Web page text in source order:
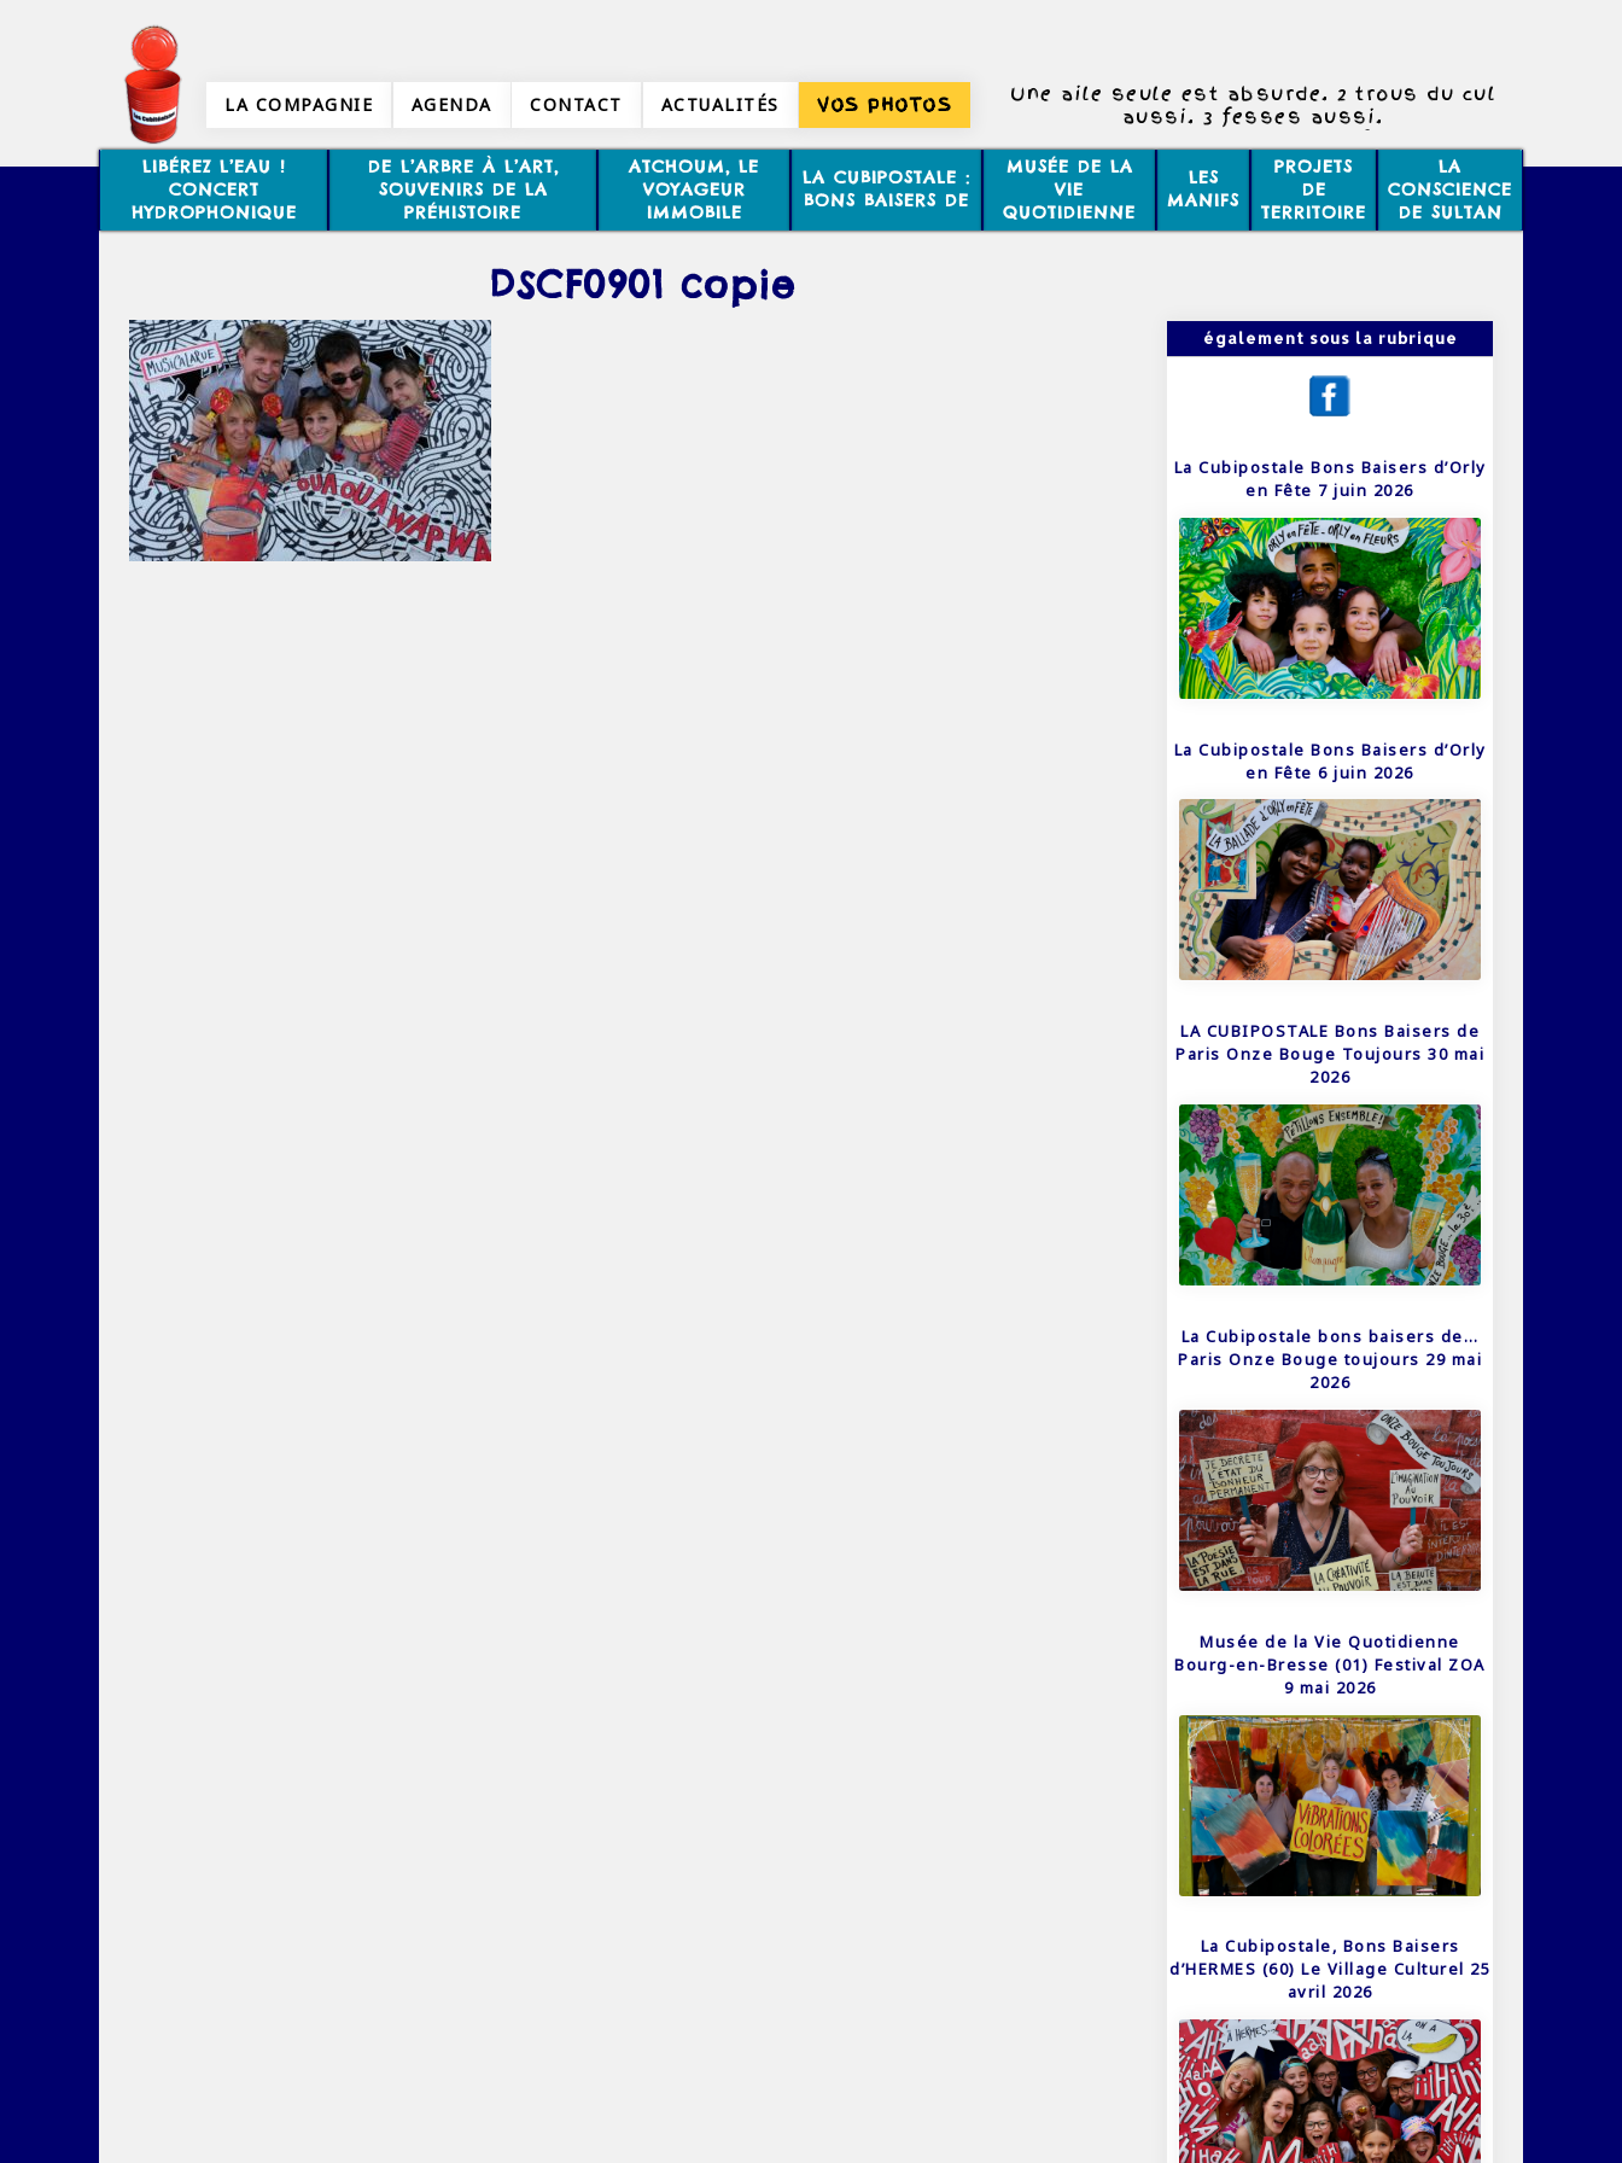
LA COMPAGNIE AGENDA CONTACT ACTUALITÉS VOS PHOTOS
Une aile seule est absurde. 2 trous du cul
aussi. 3 fesses aussi.
Non, 2 trous du cul sont tout à fait logiques
pour 3 fesses.
LIBÉREZ L’EAU !
CONCERT
HYDROPHONIQUE
DE L’ARBRE À L’ART,
SOUVENIRS DE LA
PRÉHISTOIRE
ATCHOUM, LE
VOYAGEUR
IMMOBILE
LA CUBIPOSTALE :
BONS BAISERS DE
MUSÉE DE LA
VIE
QUOTIDIENNE
LES
MANIFS
PROJETS
DE
TERRITOIRE
LA
CONSCIENCE
DE SULTAN
DSCF0901 copie
également sous la rubrique
La Cubipostale Bons Baisers d’Orly
en Fête 7 juin 2026
La Cubipostale Bons Baisers d’Orly
en Fête 6 juin 2026
LA CUBIPOSTALE Bons Baisers de
Paris Onze Bouge Toujours 30 mai
2026
La Cubipostale bons baisers de…
Paris Onze Bouge toujours 29 mai
2026
Musée de la Vie Quotidienne
Bourg-en-Bresse (01) Festival ZOA
9 mai 2026
La Cubipostale, Bons Baisers
d’HERMES (60) Le Village Culturel 25
avril 2026